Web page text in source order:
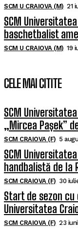
SCM U CRAIOVA (M) 21
SCM
baschetbalist
SCM U CRAIOVA (M) 19
CELE MAI CITITE
SCM
„Mircea Pașek”
SCM CRAIOVA (F) 5
SCM
handbalistă de la
SCM CRAIOVA (F) 30
Start de sezon cu
Universitatea
SCM CRAIOVA (F) 23